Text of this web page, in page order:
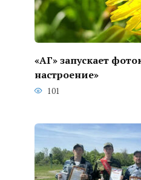
«АГ» запускает
настроение»
101